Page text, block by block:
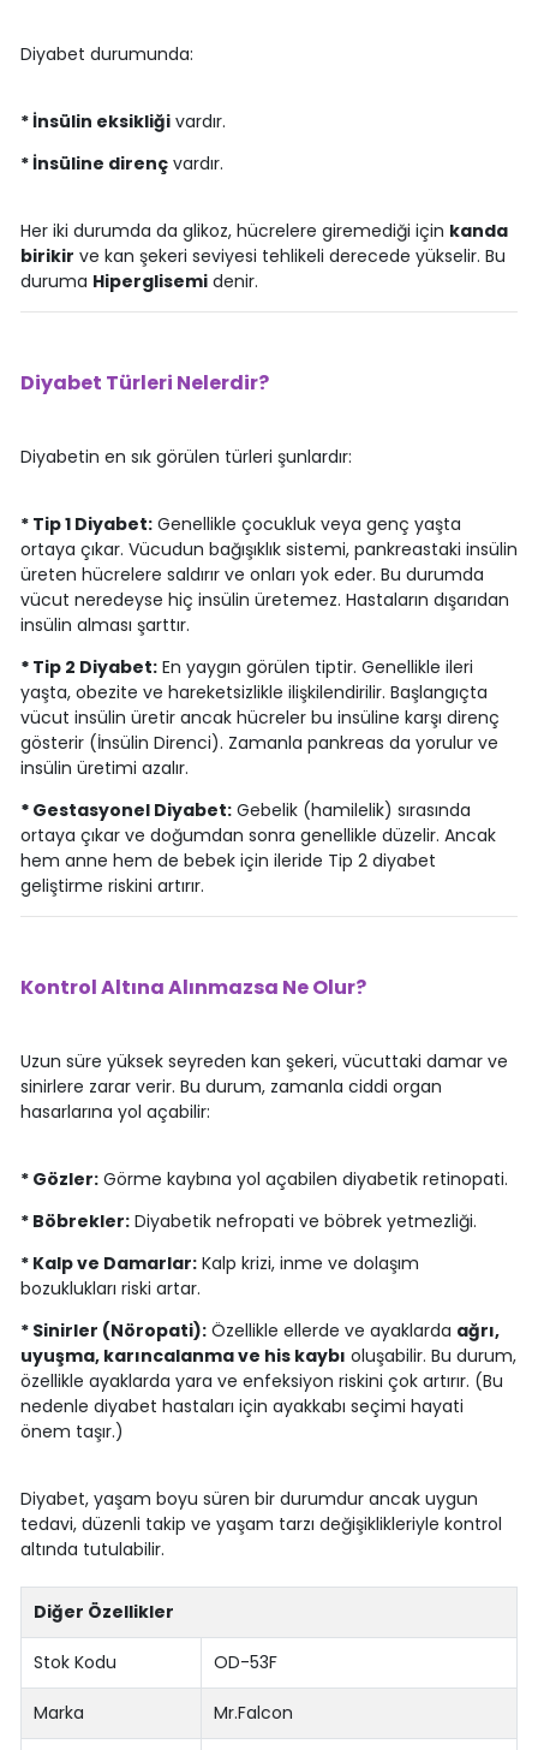
Diyabet durumunda:
* İnsülin eksikliğivardır.
* İnsüline dirençvardır.
Her iki durumda da glikoz, hücrelere giremediği için kanda
birikir ve kan şekeri seviyesi tehlikeli derecede yükselir. Bu
duruma Hiperglisemidenir.
Diyabet Türleri Nelerdir?
Diyabetin en sık görülen türleri şunlardır:
* Tip 1 Diyabet:Genellikle çocukluk veya genç yaşta
ortaya çıkar. Vücudun bağışıklık sistemi, pankreastaki insülin
üreten hücrelere saldırır ve onları yok eder. Bu durumda
vücut neredeyse hiç insülin üretemez. Hastaların dışarıdan
insülin alması şarttır.
* Tip 2 Diyabet:En yaygın görülen tiptir. Genellikle ileri
yaşta, obezite ve hareketsizlikle ilişkilendirilir. Başlangıçta
vücut insülin üretir ancak hücreler bu insüline karşı direnç
gösterir (İnsülin Direnci). Zamanla pankreas da yorulur ve
insülin üretimi azalır.
* Gestasyonel Diyabet:Gebelik (hamilelik) sırasında
ortaya çıkar ve doğumdan sonra genellikle düzelir. Ancak
hem anne hem de bebek için ileride Tip 2 diyabet
geliştirme riskini artırır.
Kontrol Altına Alınmazsa Ne Olur?
Uzun süre yüksek seyreden kan şekeri, vücuttaki damar ve
sinirlere zarar verir. Bu durum, zamanla ciddi organ
hasarlarına yol açabilir:
* Gözler:Görme kaybına yol açabilen diyabetik retinopati.
* Böbrekler:Diyabetik nefropati ve böbrek yetmezliği.
* Kalp ve Damarlar:Kalp krizi, inme ve dolaşım
bozuklukları riski artar.
* Sinirler (Nöropati):Özellikle ellerde ve ayaklarda ağrı,
uyuşma, karıncalanma ve his kaybı oluşabilir. Bu durum,
özellikle ayaklarda yara ve enfeksiyon riskini çok artırır. (Bu
nedenle diyabet hastaları için ayakkabı seçimi hayati
önem taşır.)
Diyabet, yaşam boyu süren bir durumdur ancak uygun
tedavi, düzenli takip ve yaşam tarzı değişiklikleriyle kontrol
altında tutulabilir.
Diğer Özellikler
Stok Kodu OD-53F
Marka Mr.Falcon